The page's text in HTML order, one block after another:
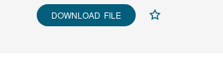
DOWNLOAD FILE